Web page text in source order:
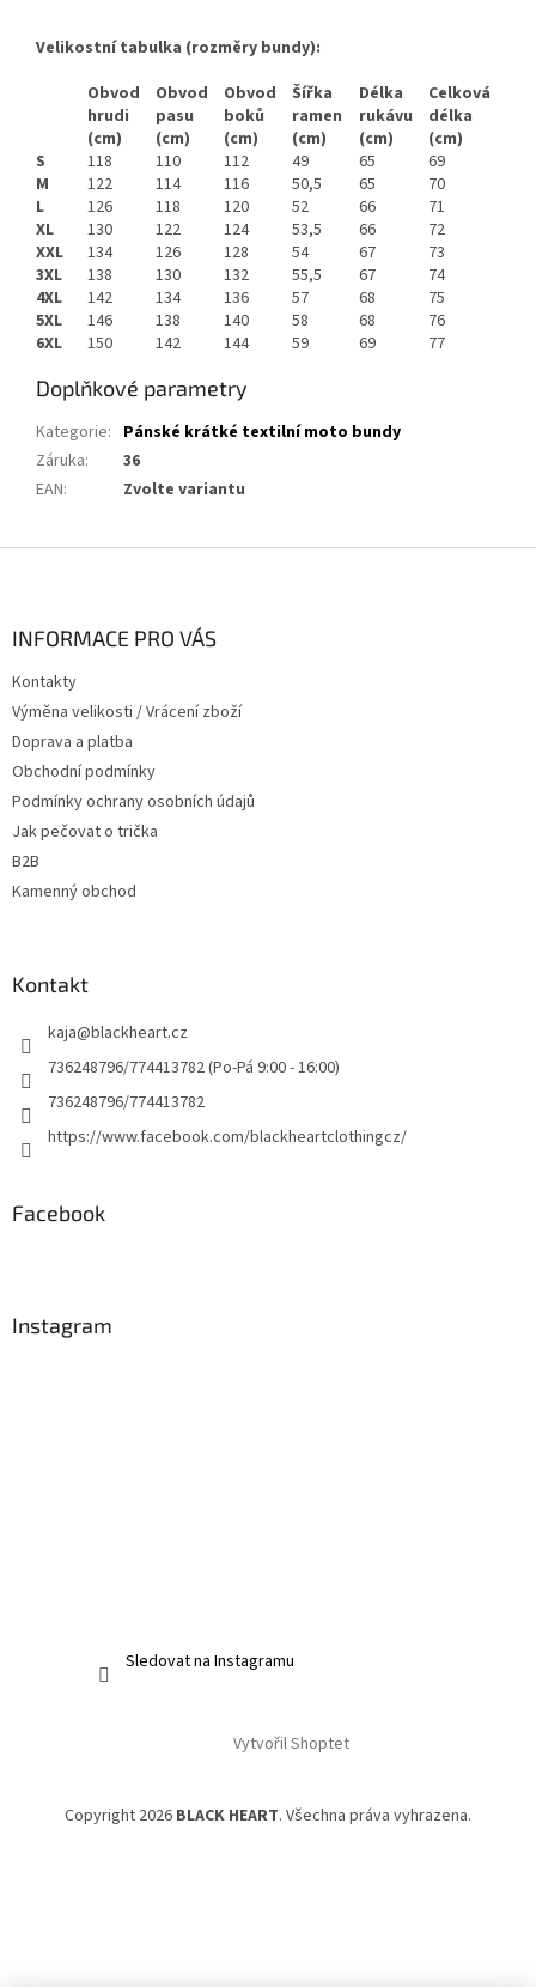
Velikostní tabulka (rozměry bundy):
Obvod
hrudi
(cm)
Obvod
pasu
(cm)
Obvod
boků
(cm)
Šířka
ramen
(cm)
Délka
rukávu
(cm)
Celková
délka
(cm)
S
118 110 112 49 65
69
M
122 114 116 50,5 65
70
L
126 118 120 52 66
71
XL
130 122 124 53,5 66
72
XXL
134 126 128 54 67
73
3XL
138 130 132 55,5 67
74
4XL
142 134 136 57 68
75
5XL
146 138 140 58 68
76
6XL
150 142 144 59 69 77
Doplňkové parametry
Kategorie: Pánské krátké textilní moto bundy
Záruka:
36
EAN: Zvolte variantu
INFORMACE PRO VÁS
Kontakty
Výměna velikosti / Vrácení zboží
Doprava a platba
Obchodní podmínky
Podmínky ochrany osobních údajů
Jak pečovat o trička
B2B
Kamenný obchod
Kontakt
kaja@blackheart.cz
736248796/774413782 (Po-Pá 9:00 - 16:00)
736248796/774413782
https://www.facebook.com/blackheartclothingcz/
Facebook
Instagram
Sledovat na Instagramu
Vytvořil Shoptet
Copyright 2026 BLACK HEART. Všechna práva vyhrazena.